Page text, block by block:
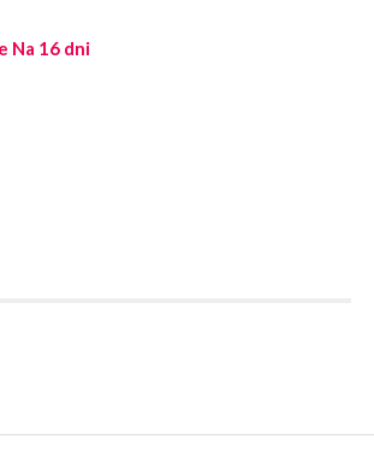
Obchody Święta Policji w
Na 16 dni